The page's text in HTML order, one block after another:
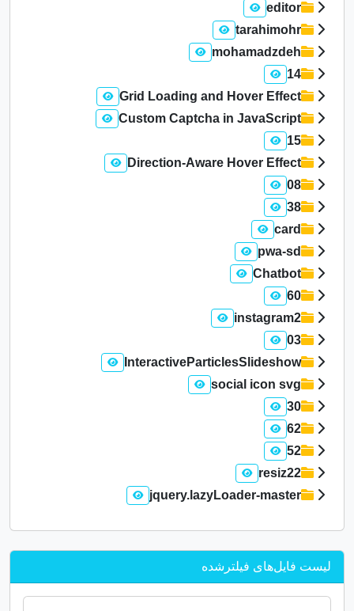
editor
tarahimohr
mohamadzdeh
14
Grid Loading and Hover Effect
Custom Captcha in JavaScript
15
Direction-Aware Hover Effect
08
38
card
pwa-sd
Chatbot
60
instagram2
03
InteractiveParticlesSlideshow
social icon svg
30
62
52
resiz22
jquery.lazyLoader-master
لیست فایل‌های فیلترشده